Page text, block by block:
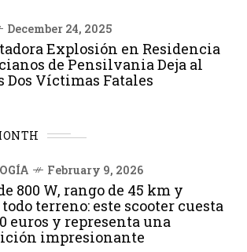
December 24, 2025
Explosión en Residencia
de Pensilvania Deja al
Dos Víctimas Fatales
February 9, 2026
800 W, rango de 45 km y
terreno: este scooter cuesta
euros y representa una
impresionante